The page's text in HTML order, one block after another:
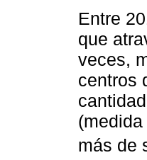
Entre
que
veces,
centros
más de